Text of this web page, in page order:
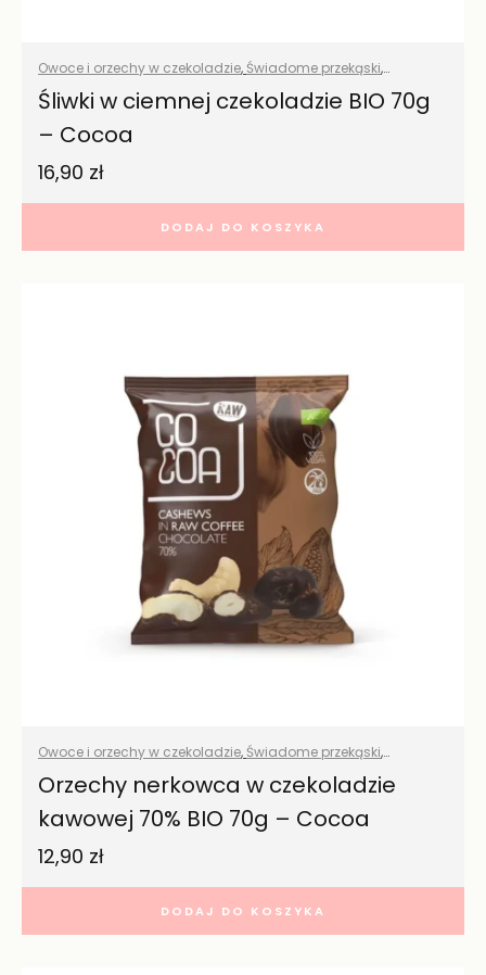
Owoce i orzechy w czekoladzie, Świadome przekąski,
Wszystkie produkty
Śliwki w ciemnej czekoladzie BIO 70g
– Cocoa
16,90 zł
DODAJ DO KOSZYKA
Owoce i orzechy w czekoladzie, Świadome przekąski,
Wszystkie produkty
Orzechy nerkowca w czekoladzie
kawowej 70% BIO 70g – Cocoa
12,90 zł
DODAJ DO KOSZYKA